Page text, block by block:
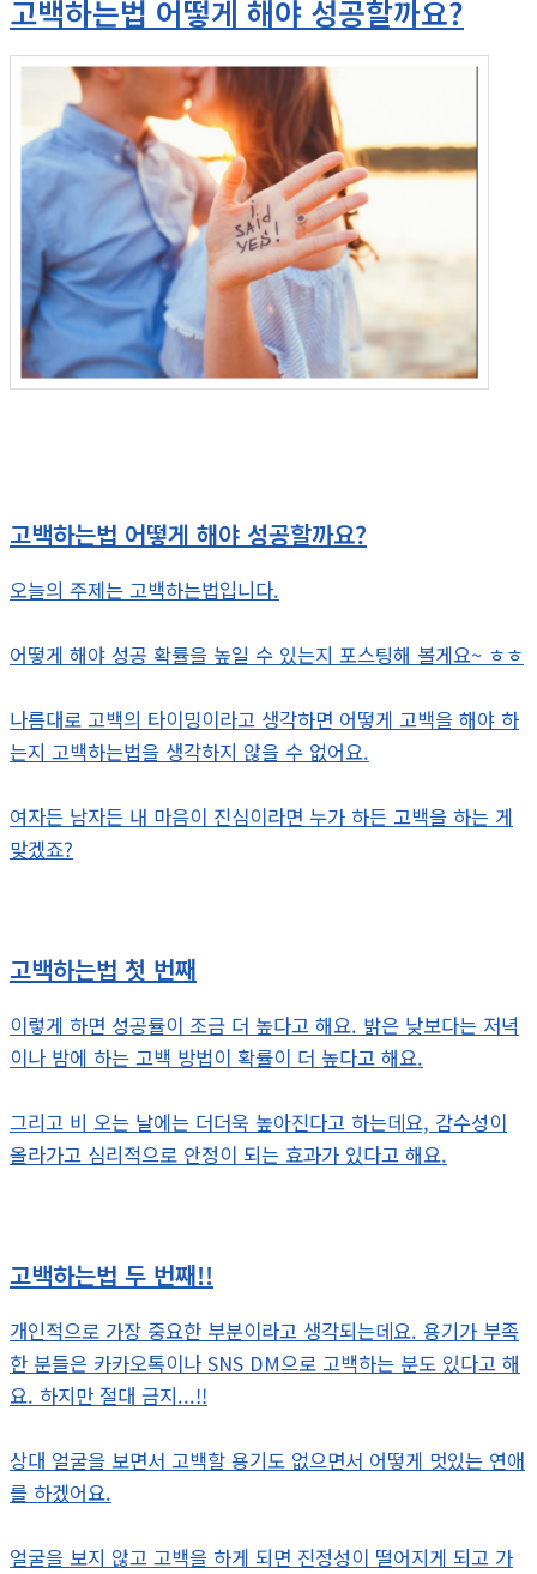
고백하는법 어떻게 해야 성공할까요?
고백하는법 어떻게 해야 성공할까요?
오늘의 주제는 고백하는법입니다.
어떻게 해야 성공 확률을 높일 수 있는지 포스팅해 볼게요~ ㅎㅎ
나름대로 고백의 타이밍이라고 생각하면 어떻게 고백을 해야 하
는지 고백하는법을 생각하지 않을 수 없어요.
여자든 남자든 내 마음이 진심이라면 누가 하든 고백을 하는 게
맞겠죠?
고백하는법 첫 번째
이렇게 하면 성공률이 조금 더 높다고 해요. 밝은 낮보다는 저녁
이나 밤에 하는 고백 방법이 확률이 더 높다고 해요.
그리고 비 오는 날에는 더더욱 높아진다고 하는데요, 감수성이
올라가고 심리적으로 안정이 되는 효과가 있다고 해요.
고백하는법 두 번째!!
개인적으로 가장 중요한 부분이라고 생각되는데요. 용기가 부족
한 분들은 카카오톡이나 SNS DM으로 고백하는 분도 있다고 해
요. 하지만 절대 금지...!!
상대 얼굴을 보면서 고백할 용기도 없으면서 어떻게 멋있는 연애
를 하겠어요.
얼굴을 보지 않고 고백을 하게 되면 진정성이 떨어지게 되고 가